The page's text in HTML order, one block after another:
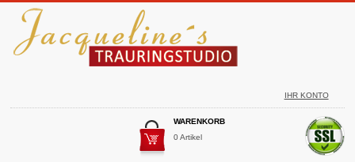
IHR KONTO
WARENKORB
0 Artikel